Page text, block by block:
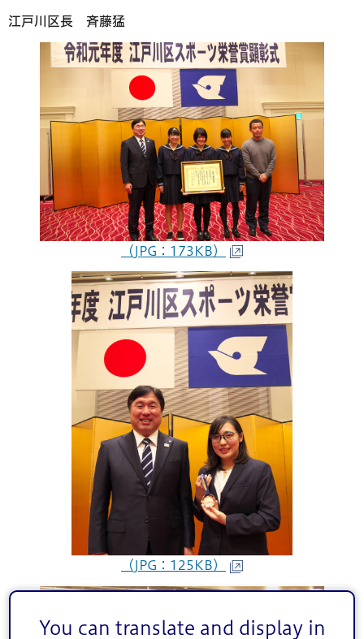
You can translate and display in
江戸川区長 斉藤猛
（JPG：173KB）
（JPG：125KB）